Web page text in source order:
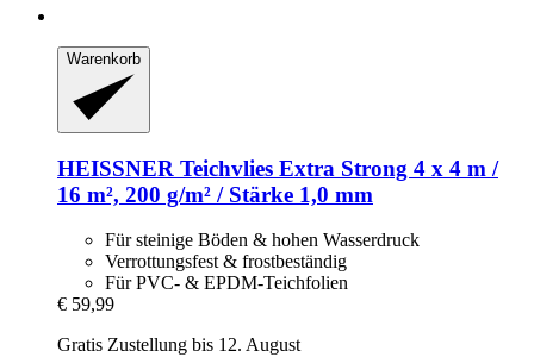
Warenkorb
HEISSNER Teichvlies Extra Strong 4 x 4 m /
16 m², 200 g/m² / Stärke 1,0 mm
Für steinige Böden & hohen Wasserdruck
Verrottungsfest & frostbeständig
Für PVC- & EPDM-Teichfolien
€ 59,99
Gratis Zustellung bis 12. August